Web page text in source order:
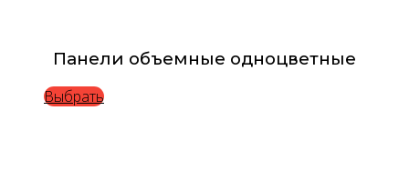
Панели объемные одноцветные
Выбрать